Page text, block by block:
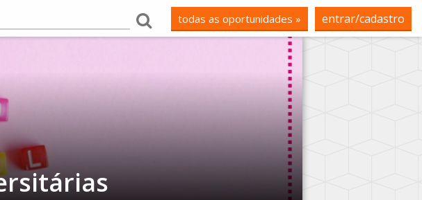
todas as oportunidades » entrar/cadastro